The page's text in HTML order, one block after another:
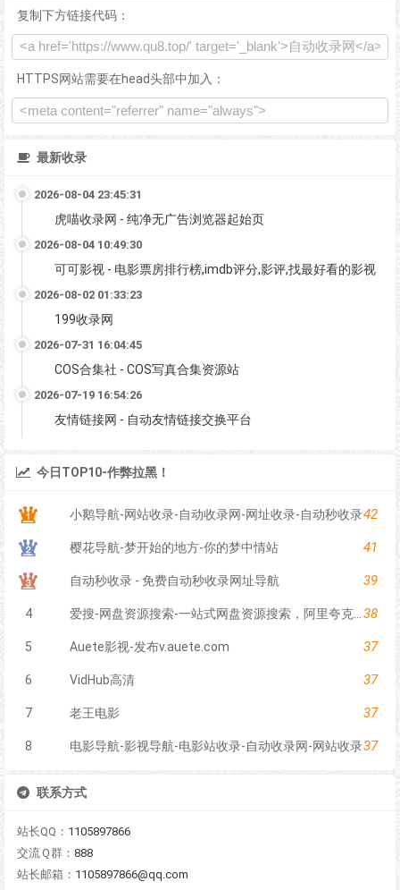
复制下方链接代码：
HTTPS网站需要在head头部中加入：
最新收录
2026-08-04 23:45:31
虎喵收录网 - 纯净无广告浏览器起始页
2026-08-04 10:49:30
可可影视 - 电影票房排行榜,imdb评分,影评,找最好看的影视
2026-08-02 01:33:23
199收录网
2026-07-31 16:04:45
COS合集社 - COS写真合集资源站
2026-07-19 16:54:26
友情链接网 - 自动友情链接交换平台
今日TOP10-作弊拉黑！
小鹅导航-网站收录-自动收录网-网址收录-自动秒收录42
樱花导航-梦开始的地方-你的梦中情站 41
自动秒收录 - 免费自动秒收录网址导航 39
4 爱搜-网盘资源搜索-一站式网盘资源搜索，阿里夸克百度迅雷UC全聚合38
5 Auete影视-发布v.auete.com 37
6 VidHub高清 37
7 老王电影 37
8 电影导航-影视导航-电影站收录-自动收录网-网站收录37
联系方式
站长QQ： 1105897866
交流Ｑ群： 888
站长邮箱： 1105897866@qq.com